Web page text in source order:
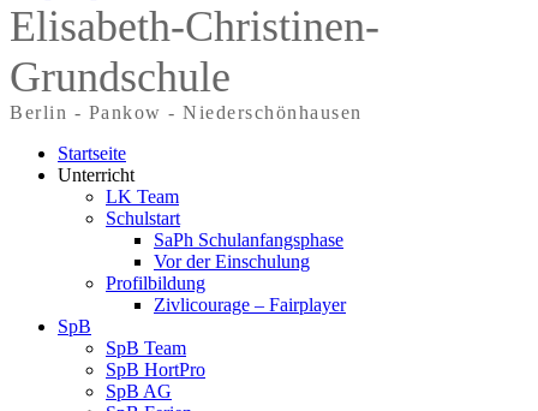
Elisabeth-Christinen-
Grundschule
Berlin - Pankow - Niederschönhausen
Startseite
Unterricht
LK Team
Schulstart
SaPh Schulanfangsphase
Vor der Einschulung
Profilbildung
Zivlicourage – Fairplayer
SpB
SpB Team
SpB HortPro
SpB AG